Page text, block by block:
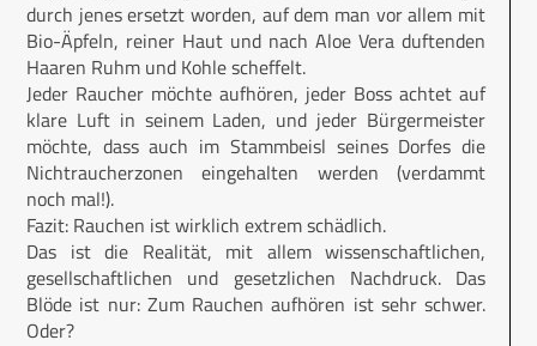
durch jenes ersetzt worden, auf dem man vor allem mit
Bio-Äpfeln, reiner Haut und nach Aloe Vera duftenden
Haaren Ruhm und Kohle scheffelt.
Jeder Raucher möchte aufhören, jeder Boss achtet auf
klare Luft in seinem Laden, und jeder Bürgermeister
möchte, dass auch im Stammbeisl seines Dorfes die
Nichtraucherzonen eingehalten werden (verdammt
noch mal!).
Fazit: Rauchen ist wirklich extrem schädlich.
Das ist die Realität, mit allem wissenschaftlichen,
gesellschaftlichen und gesetzlichen Nachdruck. Das
Blöde ist nur: Zum Rauchen aufhören ist sehr schwer.
Oder?